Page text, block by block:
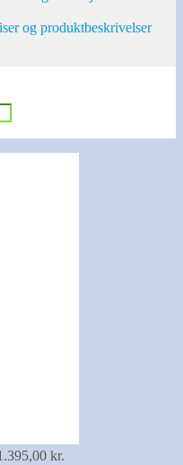
og produktbeskrivelser
kr.